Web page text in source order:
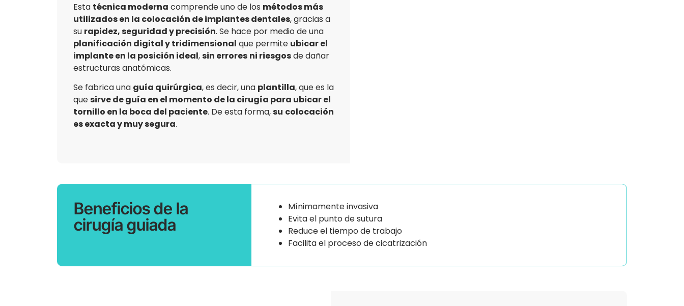
Esta técnica moderna comprende uno de los métodos más
utilizados en la colocación de implantes dentales, gracias a
su rapidez, seguridad y precisión. Se hace por medio de una
planificación digital y tridimensional que permite ubicar el
implante en la posición ideal,sin errores ni riesgosde dañar
estructuras anatómicas.
Se fabrica una guía quirúrgica, es decir, una plantilla, que es la
quesirve de guía en el momento de la cirugía para ubicar el
tornillo en la boca del paciente. De esta forma,su colocación
es exacta y muy segura.
Mínimamente invasiva
Evita el punto de sutura
Reduce el tiempo de trabajo
Facilita el proceso de cicatrización
Beneficios de la
cirugía guiada